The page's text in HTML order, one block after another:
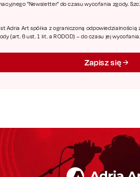
"Newsletter" do czasu wycofania zgody.
Art spółka z ograniczoną
(art. 6 ust. 1 lit. a RODOD) – do czasu jej
Zapisz się